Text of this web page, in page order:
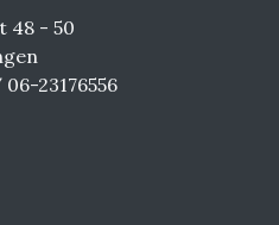
48 - 50
23176556